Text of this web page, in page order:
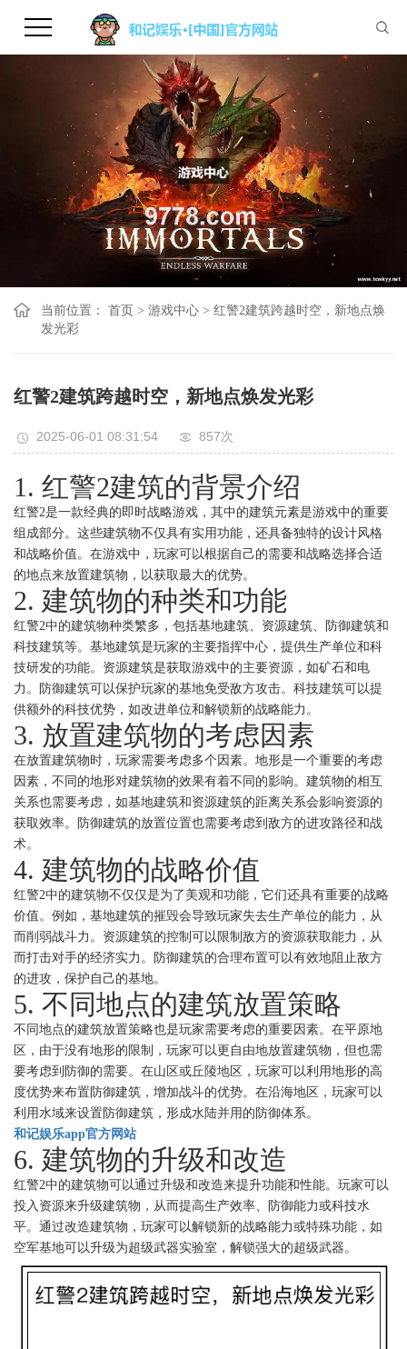
当前位置： 首页 > 游戏中心 > 红警2建筑跨越时空，新地点焕
发光彩
红警2建筑跨越时空，新地点焕发光彩
2025-06-01 08:31:54 857次
1. 红警2建筑的背景介绍
红警2是一款经典的即时战略游戏，其中的建筑元素是游戏中的重要
组成部分。这些建筑物不仅具有实用功能，还具备独特的设计风格
和战略价值。在游戏中，玩家可以根据自己的需要和战略选择合适
的地点来放置建筑物，以获取最大的优势。
2. 建筑物的种类和功能
红警2中的建筑物种类繁多，包括基地建筑、资源建筑、防御建筑和
科技建筑等。基地建筑是玩家的主要指挥中心，提供生产单位和科
技研发的功能。资源建筑是获取游戏中的主要资源，如矿石和电
力。防御建筑可以保护玩家的基地免受敌方攻击。科技建筑可以提
供额外的科技优势，如改进单位和解锁新的战略能力。
3. 放置建筑物的考虑因素
在放置建筑物时，玩家需要考虑多个因素。地形是一个重要的考虑
因素，不同的地形对建筑物的效果有着不同的影响。建筑物的相互
关系也需要考虑，如基地建筑和资源建筑的距离关系会影响资源的
获取效率。防御建筑的放置位置也需要考虑到敌方的进攻路径和战
术。
4. 建筑物的战略价值
红警2中的建筑物不仅仅是为了美观和功能，它们还具有重要的战略
价值。例如，基地建筑的摧毁会导致玩家失去生产单位的能力，从
而削弱战斗力。资源建筑的控制可以限制敌方的资源获取能力，从
而打击对手的经济实力。防御建筑的合理布置可以有效地阻止敌方
的进攻，保护自己的基地。
5. 不同地点的建筑放置策略
不同地点的建筑放置策略也是玩家需要考虑的重要因素。在平原地
区，由于没有地形的限制，玩家可以更自由地放置建筑物，但也需
要考虑到防御的需要。在山区或丘陵地区，玩家可以利用地形的高
度优势来布置防御建筑，增加战斗的优势。在沿海地区，玩家可以
利用水域来设置防御建筑，形成水陆并用的防御体系。
和记娱乐app官方网站
6. 建筑物的升级和改造
红警2中的建筑物可以通过升级和改造来提升功能和性能。玩家可以
投入资源来升级建筑物，从而提高生产效率、防御能力或科技水
平。通过改造建筑物，玩家可以解锁新的战略能力或特殊功能，如
空军基地可以升级为超级武器实验室，解锁强大的超级武器。